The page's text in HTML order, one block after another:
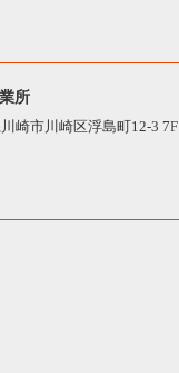
所
崎市川崎区浮島町12-3 7F